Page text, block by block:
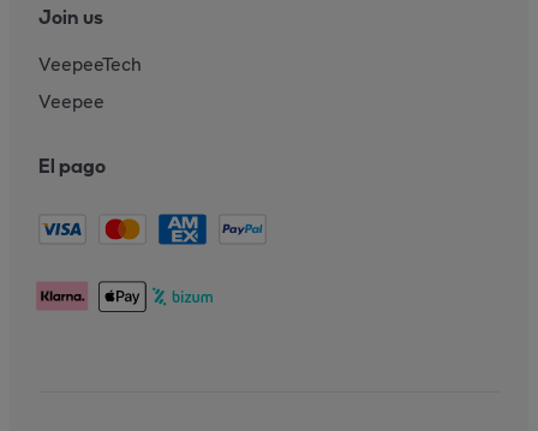
Join us
VeepeeTech
Veepee
El pago